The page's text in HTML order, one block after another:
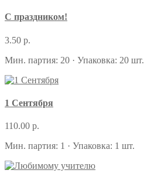
С праздником!
3.50 р.
Мин. партия: 20 · Упаковка: 20 шт.
1 Сентября
110.00 р.
Мин. партия: 1 · Упаковка: 1 шт.